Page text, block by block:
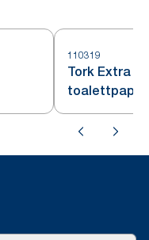
110319
Tork Extra
toalettpapír,